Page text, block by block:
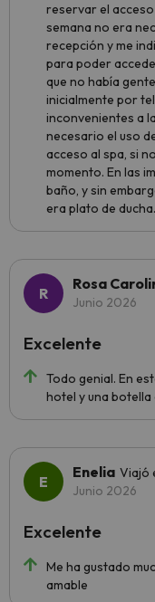
reservar el
semana no era
recepción y me
para poder
que no había
inicialmente por
inconvenientes a
necesario el uso
acceso al spa, si
momento. En las
baño, y sin
era plato de ducha.
Rosa
Junio 2026
Todo genial. En
hotel y una botella
Excelente
Enelia Viajó
Junio 2026
Me ha gustado
amable
Excelente